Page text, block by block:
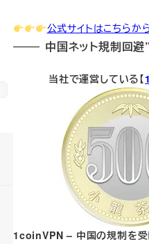
公式サイトはこちらか
中国ネット規制回
当社で運営している【
1coinVPN – 中国の規制を受